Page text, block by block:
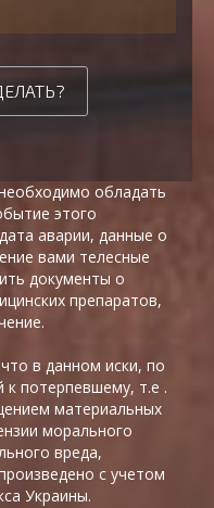
обладать
этого
аварии, данные о
вами телесные
документы о
препаратов,
в данном иски, по
потерпевшему, т.е .
материальных
морального
вреда,
с учетом
Украины.